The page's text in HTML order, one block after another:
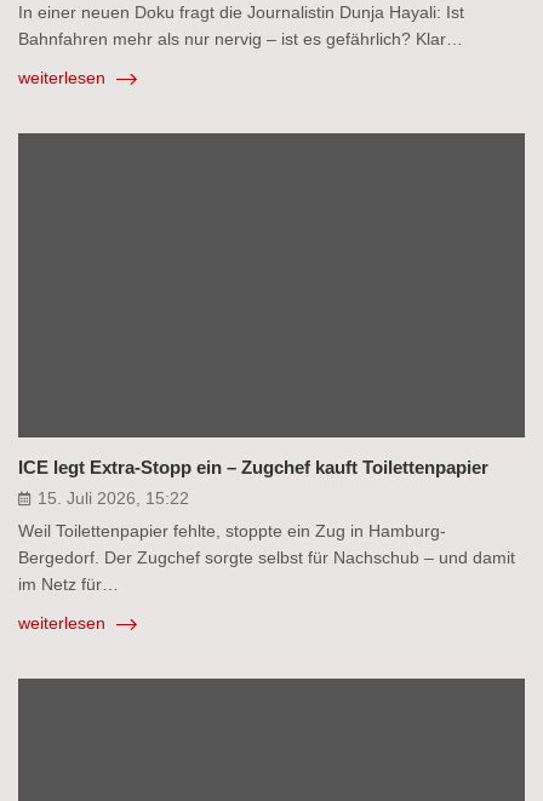
In einer neuen Doku fragt die Journalistin Dunja Hayali: Ist
Bahnfahren mehr als nur nervig – ist es gefährlich? Klar…
weiterlesen
ICE legt Extra-Stopp ein – Zugchef kauft Toilettenpapier
15. Juli 2026, 15:22
Weil Toilettenpapier fehlte, stoppte ein Zug in Hamburg-
Bergedorf. Der Zugchef sorgte selbst für Nachschub – und damit
im Netz für…
weiterlesen